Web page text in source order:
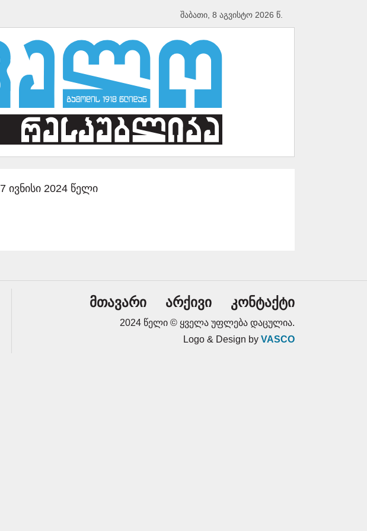
შაბათი, 8 აგვისტო 2026 წ.
7 ივნისი 2024 წელი
მთავარი არქივი კონტაქტი
2024 წელი © ყველა უფლება დაცულია.
Logo & Design by VASCO